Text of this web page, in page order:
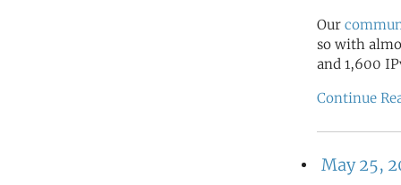
Our
so with
and 1,600
Continue
May 25,